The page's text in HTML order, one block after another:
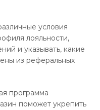
условия
лояльности,
и указывать, какие
из реферальных
программа
поможет укрепить